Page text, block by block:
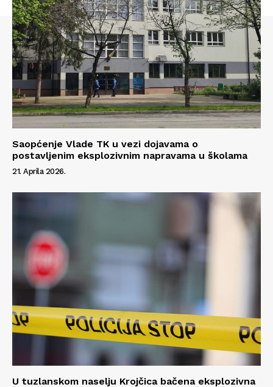
Info
Kontakt
Impressum
Saopćenje Vlade TK u vezi dojavama o
postavljenim eksplozivnim napravama u školama
21. Aprila 2026.
U tuzlanskom naselju Krojčica bačena eksplozivna